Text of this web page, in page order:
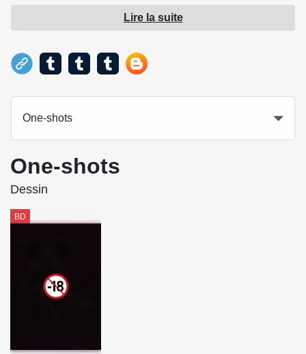
collaborer avec un peintre, une créatrice de mode, une
entreprise de bijoux, et plusieurs titres de presse.
jeunesse tout en continuant la peinture et le dessin. Je me
anatomique.
Lire la suite
One-shots
One-shots
Dessin
BD